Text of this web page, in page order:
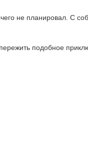
не планировал. С
подобное